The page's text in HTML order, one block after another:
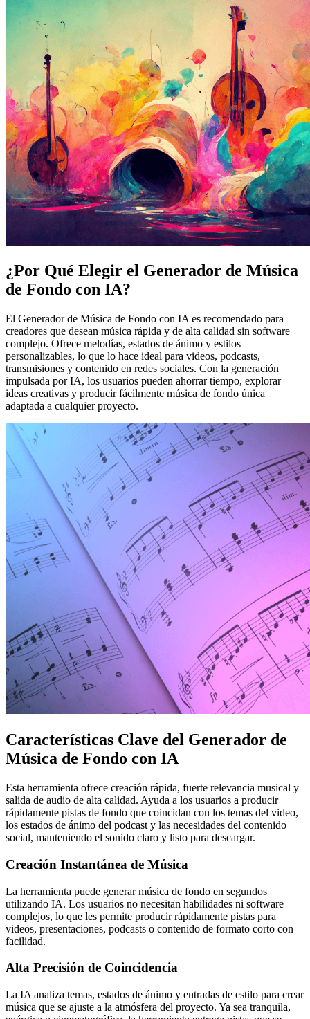
¿Por Qué Elegir el Generador de Música
de Fondo con IA?
El Generador de Música de Fondo con IA es recomendado para
creadores que desean música rápida y de alta calidad sin software
complejo. Ofrece melodías, estados de ánimo y estilos
personalizables, lo que lo hace ideal para videos, podcasts,
transmisiones y contenido en redes sociales. Con la generación
impulsada por IA, los usuarios pueden ahorrar tiempo, explorar
ideas creativas y producir fácilmente música de fondo única
adaptada a cualquier proyecto.
Características Clave del Generador de
Música de Fondo con IA
Esta herramienta ofrece creación rápida, fuerte relevancia musical y
salida de audio de alta calidad. Ayuda a los usuarios a producir
rápidamente pistas de fondo que coincidan con los temas del video,
los estados de ánimo del podcast y las necesidades del contenido
social, manteniendo el sonido claro y listo para descargar.
Creación Instantánea de Música
La herramienta puede generar música de fondo en segundos
utilizando IA. Los usuarios no necesitan habilidades ni software
complejos, lo que les permite producir rápidamente pistas para
videos, presentaciones, podcasts o contenido de formato corto con
facilidad.
Alta Precisión de Coincidencia
La IA analiza temas, estados de ánimo y entradas de estilo para crear
música que se ajuste a la atmósfera del proyecto. Ya sea tranquila,